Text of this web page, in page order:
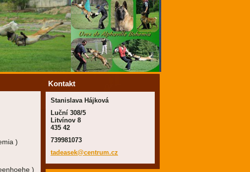
)
)
Kontakt
Stanislava Hájková
Luční 308/5
Litvínov 8
435 42
739981073
tadeasek@centrum.cz